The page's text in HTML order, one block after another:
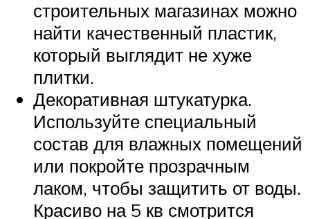
строительных магазинах можно
найти качественный пластик,
который выглядит не хуже
плитки.
Декоративная штукатурка.
Используйте специальный
состав для влажных помещений
или покройте прозрачным
лаком, чтобы защитить от воды.
Красиво на 5 кв смотрится